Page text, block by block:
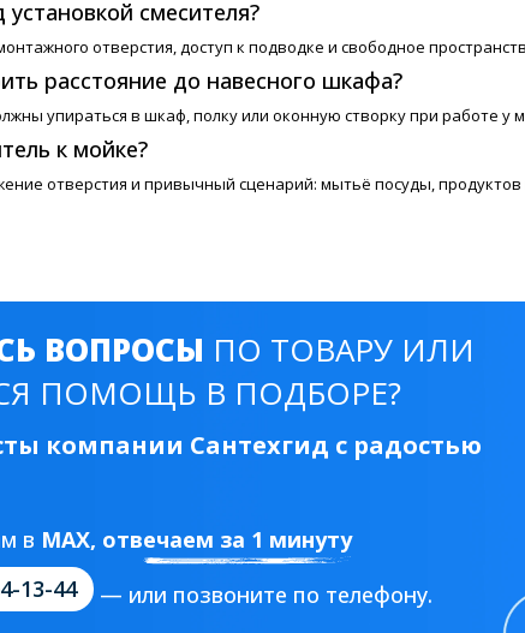
смесителя?
отверстия, доступ к подводке и свободное
расстояние до навесного шкафа?
упираться в шкаф, полку или оконную створку при работе у
к мойке?
отверстия и привычный сценарий: мытьё посуды,
ВОПРОСЫ ПО ТОВАРУ ИЛИ
ПОМОЩЬ В ПОДБОРЕ?
компании Сантехгид с радостью
в MAX, отвечаем за 1 минуту
13-44
— или позвоните по телефону.